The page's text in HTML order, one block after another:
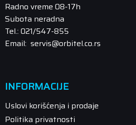
Radno vreme 08-17h
Subota neradna
Tel.: 021/547-855
Email: servis@orbitel.co.rs
INFORMACIJE
Uslovi korišćenja i prodaje
Politika privatnosti